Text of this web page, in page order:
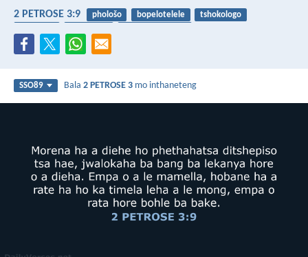
2 PETROSE 3:9 phološo bopelotelele
tshokologo
SSO89 Bala2 PETROSE 3 mo inthaneteng